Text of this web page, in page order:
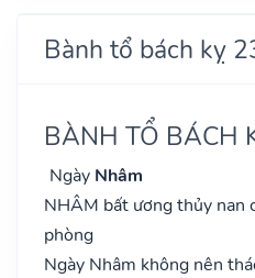
Bành tổ bách kỵ
BÀNH TỔ BÁCH
Ngày Nhâm
NHÂM bất ương thủy nan
phòng
Ngày Nhâm không nên